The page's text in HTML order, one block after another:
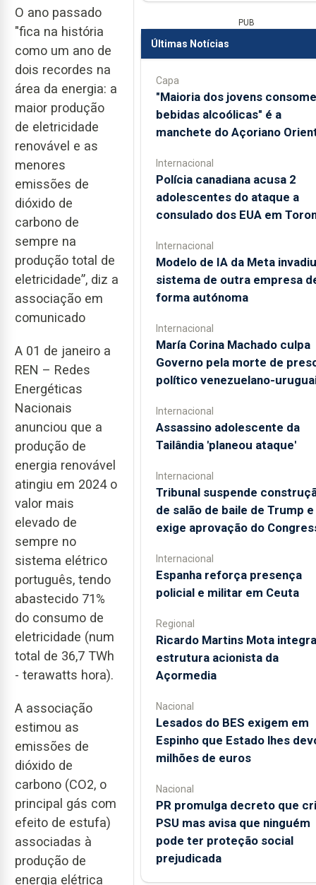
O ano passado
"fica na história
como um ano de
dois recordes na
área da energia: a
maior produção
de eletricidade
renovável e as
menores
emissões de
dióxido de
carbono de
sempre na
produção total de
eletricidade”, diz a
associação em
comunicado
A 01 de janeiro a
REN – Redes
Energéticas
Nacionais
anunciou que a
produção de
energia renovável
atingiu em 2024 o
valor mais
elevado de
sempre no
sistema elétrico
português, tendo
abastecido 71%
do consumo de
eletricidade (num
total de 36,7 TWh
- terawatts hora).
A associação
estimou as
emissões de
dióxido de
carbono (CO2, o
principal gás com
efeito de estufa)
associadas à
produção de
energia elétrica
PUB
Últimas Notícias
Capa
"Maioria dos jovens consome
bebidas alcoólicas" é a
manchete do Açoriano
Internacional
Polícia canadiana acusa 2
adolescentes do ataque a
consulado dos EUA em
Internacional
Modelo de IA da Meta invadiu
sistema de outra empresa
forma autónoma
Internacional
María Corina Machado culpa
Governo pela morte de
político venezuelano-
Internacional
Assassino adolescente da
Tailândia 'planeou ataque'
Internacional
Tribunal suspende
de salão de baile de Trump e
exige aprovação do
Internacional
Espanha reforça presença
policial e militar em Ceuta
Regional
Ricardo Martins Mota
estrutura acionista da
Açormedia
Nacional
Lesados do BES exigem em
Espinho que Estado lhes
milhões de euros
Nacional
PR promulga decreto que
PSU mas avisa que ninguém
pode ter proteção social
prejudicada